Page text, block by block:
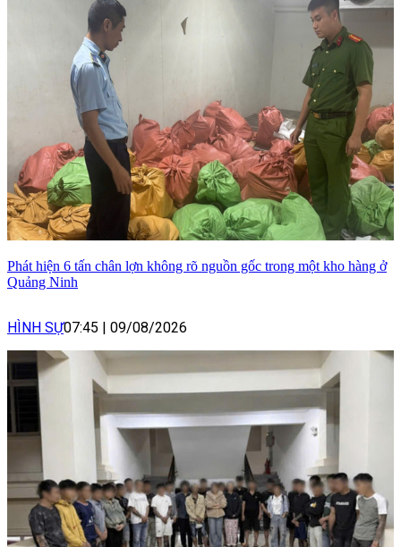
Phát hiện 6 tấn chân lợn không rõ nguồn gốc trong một kho hàng ở
Quảng Ninh
HÌNH SỰ07:45 | 09/08/2026